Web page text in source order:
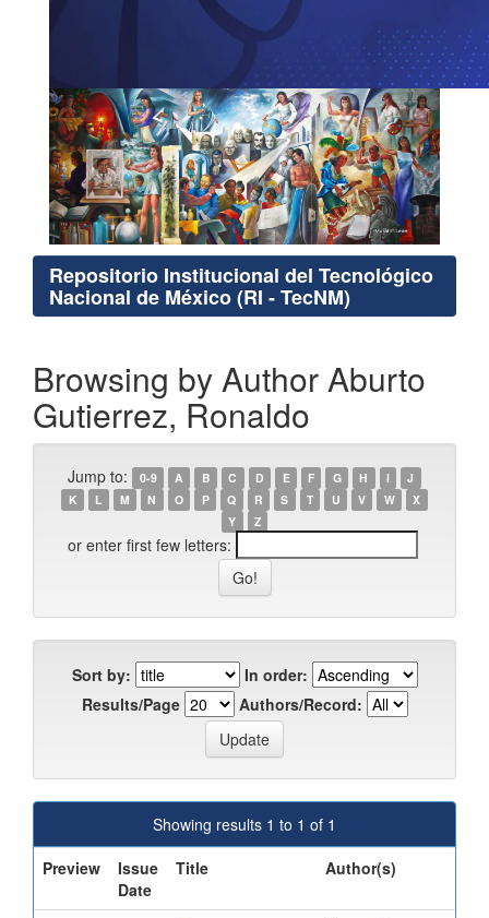
Repositorio Institucional del Tecnológico
Nacional de México (RI - TecNM)
Browsing by Author Aburto
Gutierrez, Ronaldo
Jump to: 0-9 A B C D E F G H I
J
K
L M N O P Q R S T U V W
X
Y
Z
or enter first few letters:
Sort by:
In order:
Results/Page
Authors/Record:
Showing results 1 to 1 of 1
Preview
Issue
Date
Title Author(s)